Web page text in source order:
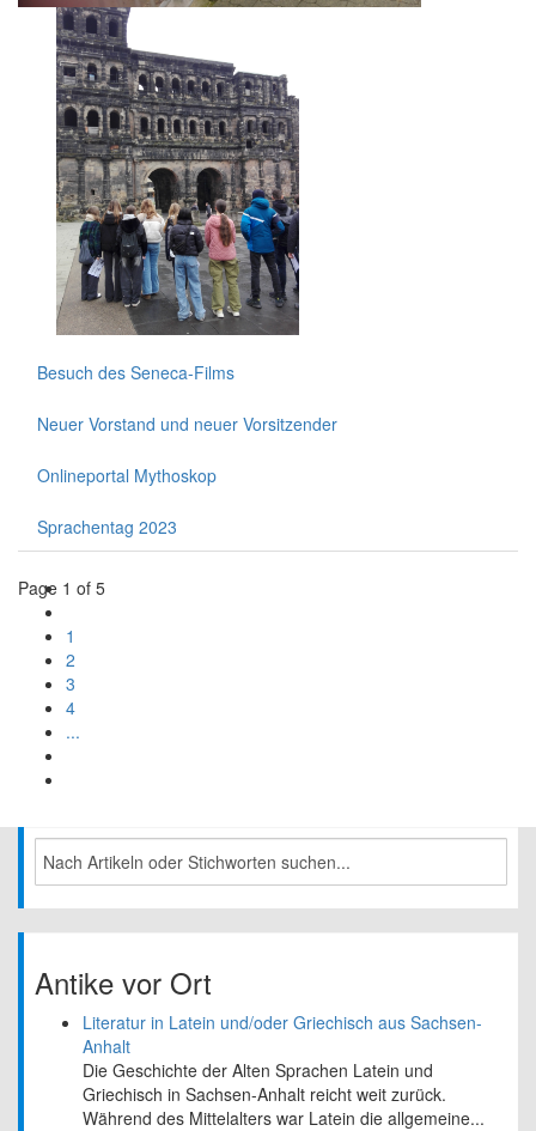
Besuch des Seneca-Films
Neuer Vorstand und neuer Vorsitzender
Onlineportal Mythoskop
Sprachentag 2023
Page 1 of 5
1
2
3
4
...
Antike vor Ort
Literatur in Latein und/oder Griechisch aus Sachsen-
Anhalt
Die Geschichte der Alten Sprachen Latein und
Griechisch in Sachsen-Anhalt reicht weit zurück.
Während des Mittelalters war Latein die allgemeine...